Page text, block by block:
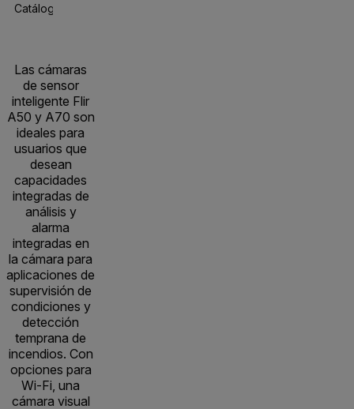
Catálogo De Productos
Las cámaras
de sensor
inteligente Flir
A50 y A70 son
ideales para
usuarios que
desean
capacidades
integradas de
análisis y
alarma
integradas en
la cámara para
aplicaciones de
supervisión de
condiciones y
detección
temprana de
incendios. Con
opciones para
Wi-Fi, una
cámara visual